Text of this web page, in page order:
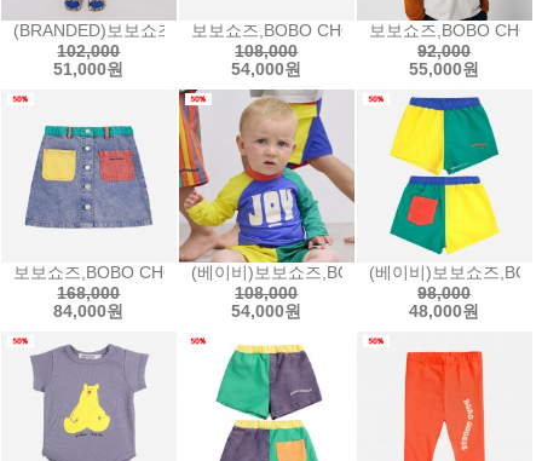
(BRANDED)보보쇼즈,BOBO CHOSES Podium bermuda shorts포디
102,000
51,000원
보보쇼즈,BOBO CHOSES Multicolor Stripes
108,000
54,000원
보보쇼즈,BOBO
92,000
55,000원
보보쇼즈,BOBO CHOSES Color block denim skirt칼라블락 데님 스
168,000
84,000원
(베이비)보보쇼즈,BOBO CHOSES Joy color
108,000
54,000원
(베이비)보보쇼즈
98,000
48,000원